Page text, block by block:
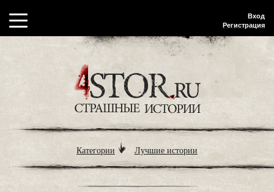
Вход
Регистрация
Категории Лучшие истории